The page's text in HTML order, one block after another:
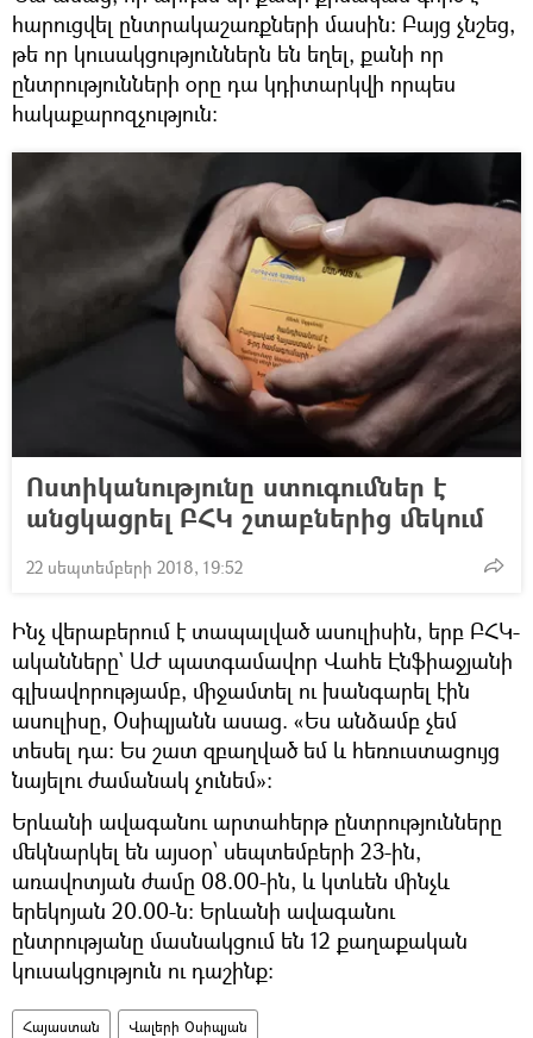
հարուցվել ընտրակաշառքների մասին։ Բայց չնշեց,
թե որ կուսակցություններն են եղել, քանի որ
ընտրությունների օրը դա կդիտարկվի որպես
հակաքարոզչություն։
Ոստիկանությունը ստուգումներ է
անցկացրել ԲՀԿ շտաբներից մեկում
22 սեպտեմբերի 2018, 19:52
Ինչ վերաբերում է տապալված ասուլիսին, երբ ԲՀԿ-
ականները` ԱԺ պատգամավոր Վահե Էնֆիաջյանի
գլխավորությամբ, միջամտել ու խանգարել էին
ասուլիսը, Օսիպյանն ասաց. «Ես անձամբ չեմ
տեսել դա։ Ես շատ զբաղված եմ և հեռուստացույց
նայելու ժամանակ չունեմ»։
Երևանի ավագանու արտահերթ ընտրությունները
մեկնարկել են այսօր՝ սեպտեմբերի 23-ին,
առավոտյան ժամը 08.00-ին, և կտևեն մինչև
երեկոյան 20.00-ն: Երևանի ավագանու
ընտրությանը մասնակցում են 12 քաղաքական
կուսակցություն ու դաշինք:
Հայաստան Վալերի Օսիպյան